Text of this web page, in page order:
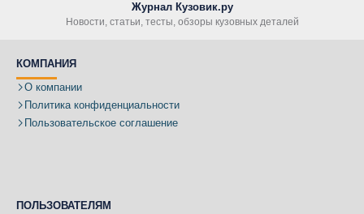
Журнал Кузовик.ру
Новости, статьи, тесты, обзоры кузовных деталей
КОМПАНИЯ
О компании
Политика конфиденциальности
Пользовательское соглашение
ПОЛЬЗОВАТЕЛЯМ